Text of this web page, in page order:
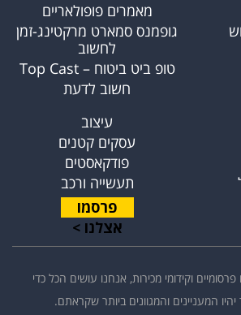
מאמרים פופולאריים
גופמנס סמארט מרקטינג-זמן
לחשוב
טופ ביט ביטוח – Top Cast
חשוב לדעת
עיצוב
עסקים קטנים
פודקאסטים
תעשייה ורכב
פרסמו
אצלנו >
וקידומי מכירות, אנחנו עושים הכל כדי
המעניינים והמגוונים ביותר שקראתם.